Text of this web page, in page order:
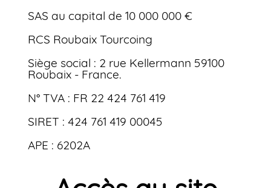
SAS au capital de 10 000 000 €
RCS Roubaix Tourcoing
Siège social : 2 rue Kellermann 59100
Roubaix - France.
N° TVA : FR 22 424 761 419
SIRET : 424 761 419 00045
APE : 6202A